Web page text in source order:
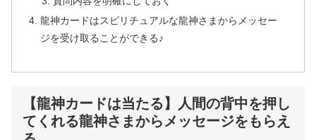
龍神カードはスピリチュアルな龍神さまからメッセー
ジを受け取ることができる♪
【龍神カードは当たる】人間の背中を押し
てくれる龍神さまからメッセージをもらえ